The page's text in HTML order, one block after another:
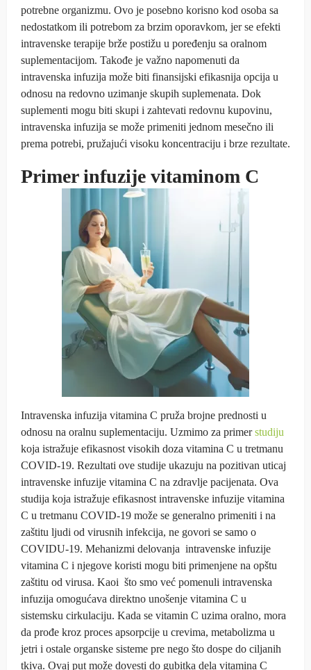
potrebne organizmu. Ovo je posebno korisno kod osoba sa
nedostatkom ili potrebom za brzim oporavkom, jer se efekti
intravenske terapije brže postižu u poređenju sa oralnom
suplementacijom. Takođe je važno napomenuti da
intravenska infuzija može biti finansijski efikasnija opcija u
odnosu na redovno uzimanje skupih suplemenata. Dok
suplementi mogu biti skupi i zahtevati redovnu kupovinu,
intravenska infuzija se može primeniti jednom mesečno ili
prema potrebi, pružajući visoku koncentraciju i brze rezultate.
Primer infuzije vitaminom C
Intravenska infuzija vitamina C pruža brojne prednosti u
odnosu na oralnu suplementaciju. Uzmimo za primerstudiju
koja istražuje efikasnost visokih doza vitamina C u tretmanu
COVID-19. Rezultati ove studije ukazuju na pozitivan uticaj
intravenske infuzije vitamina C na zdravlje pacijenata. Ova
studija koja istražuje efikasnost intravenske infuzije vitamina
C u tretmanu COVID-19 može se generalno primeniti i na
zaštitu ljudi od virusnih infekcija, ne govori se samo o
COVIDU-19. Mehanizmi delovanja intravenske infuzije
vitamina C i njegove koristi mogu biti primenjene na opštu
zaštitu od virusa. Kaoi što smo već pomenuli intravenska
infuzija omogućava direktno unošenje vitamina C u
sistemsku cirkulaciju. Kada se vitamin C uzima oralno, mora
da prođe kroz proces apsorpcije u crevima, metabolizma u
jetri i ostale organske sisteme pre nego što dospe do ciljanih
tkiva. Ovaj put može dovesti do gubitka dela vitamina C